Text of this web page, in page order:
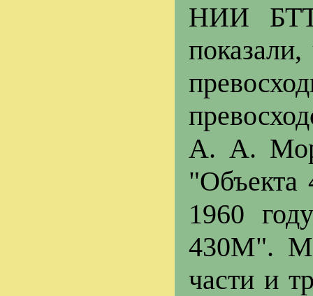
НИИ БТТ
А. А.
"Объекта
1960
430М".
части и